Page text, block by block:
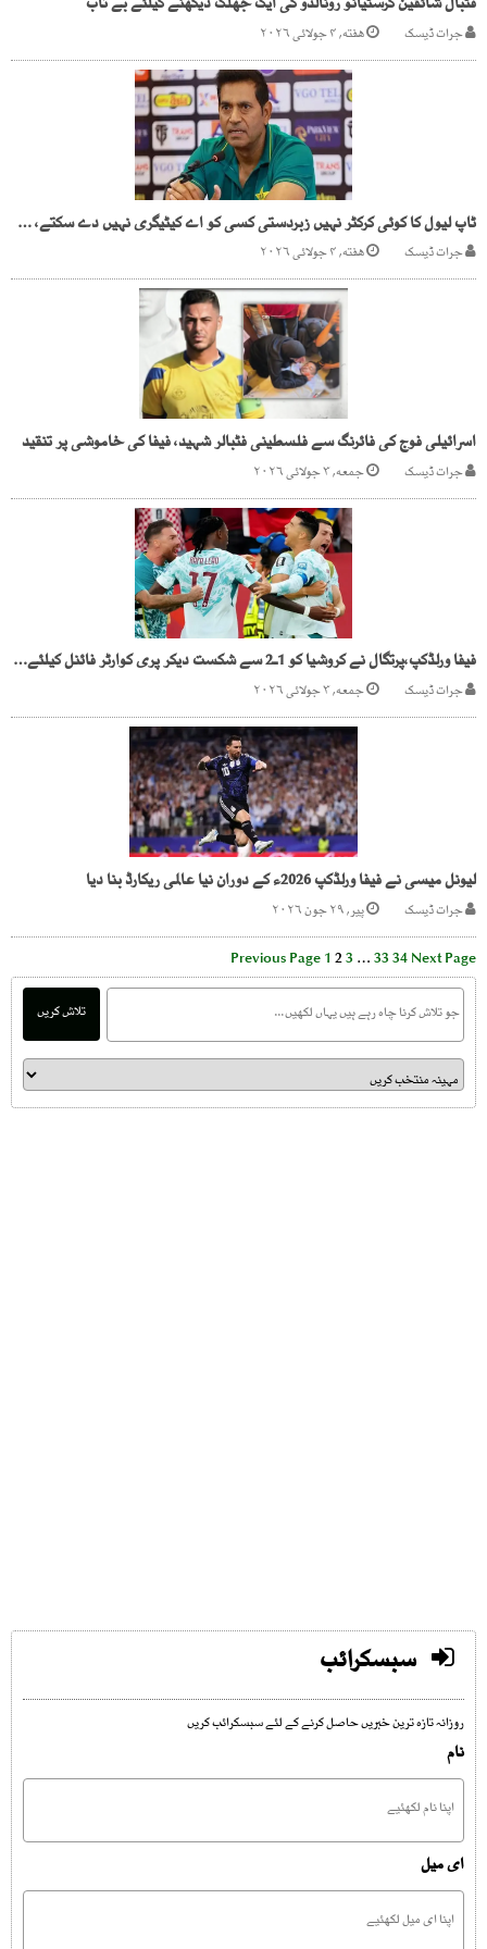
جرات ڈیسک هفته, ۴ جولائی ۲۰۲۶
ٹاپ لیول کا کوئی کرکٹر نہیں زبردستی کسی کو اے کیٹیگری نہیں دے سکتے، عاقب جاوید
جرات ڈیسک هفته, ۴ جولائی ۲۰۲۶
اسرائیلی فوج کی فائرنگ سے فلسطینی فٹبالر شہید، فیفا کی خاموشی پر تنقید
جرات ڈیسک جمعه, ۳ جولائی ۲۰۲۶
فیفا ورلڈکپ،پرتگال نے کروشیا کو 1ـ2 سے شکست دیکر پری کوارٹر فائنل کیلئے کوالیفائی کرلیا
جرات ڈیسک جمعه, ۳ جولائی ۲۰۲۶
لیونل میسی نے فیفا ورلڈکپ 2026ء کے دوران نیا عالمی ریکارڈ بنا دیا
جرات ڈیسک پیر, ۲۹ جون ۲۰۲۶
Previous Page123…3334Next Page
تلاش کریں
سبسکرائب
روزانہ تازہ ترین خبریں حاصل کرنے کے لئے سبسکرائب کریں
نام
ای میل